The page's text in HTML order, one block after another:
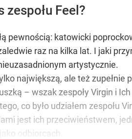
zespołu Feel?
pewnością: katowicki
raz na kilka lat. I jaki
artystycznie.
największą, ale też
– wszak zespoły Virgin i
co było udziałem zespołu
jest ich przeciwieństwem,
odbiorcach.